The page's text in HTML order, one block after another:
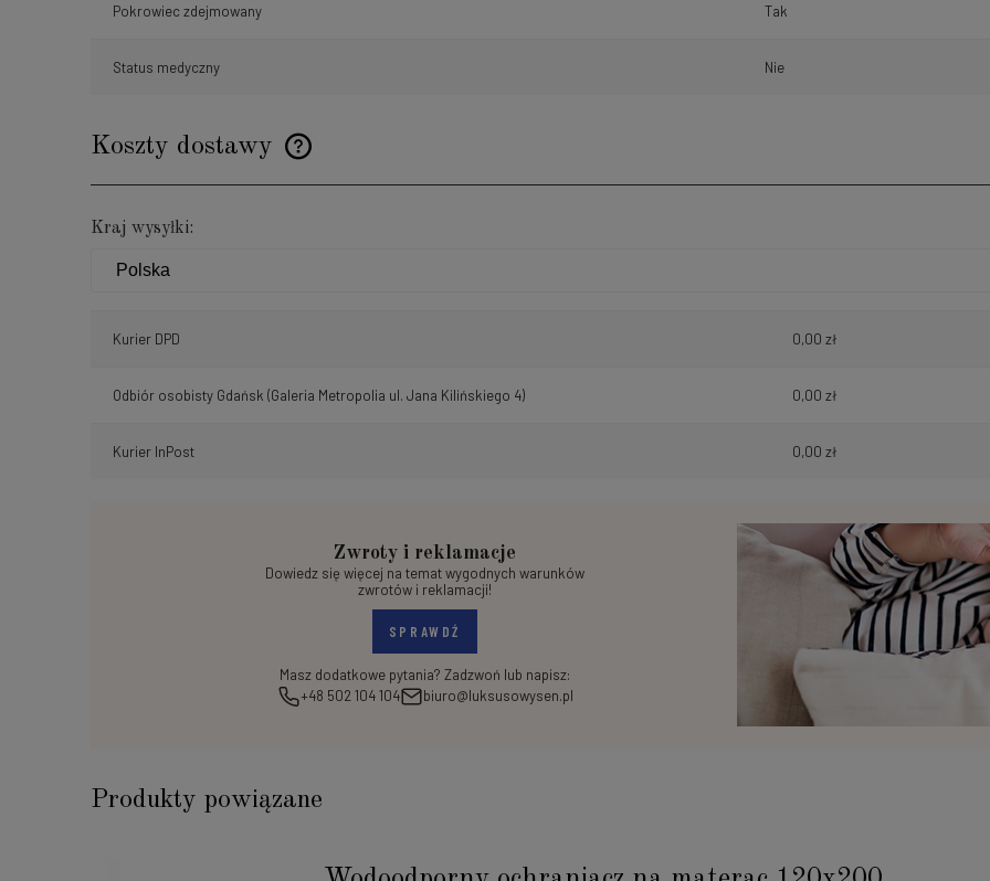
Pokrowiec zdejmowany Tak
Status medyczny Nie
Koszty dostawy
Kraj wysyłki:
Kurier DPD 0,00 zł
Odbiór osobisty Gdańsk (Galeria Metropolia ul. Jana Kilińskiego 4) 0,00 zł
Kurier InPost 0,00 zł
Zwroty i reklamacje
Dowiedz się więcej na temat wygodnych warunków
zwrotów i reklamacji!
SPRAWDŹ
Masz dodatkowe pytania? Zadzwoń lub napisz:
+48 502 104 104
biuro@luksusowysen.pl
Produkty powiązane